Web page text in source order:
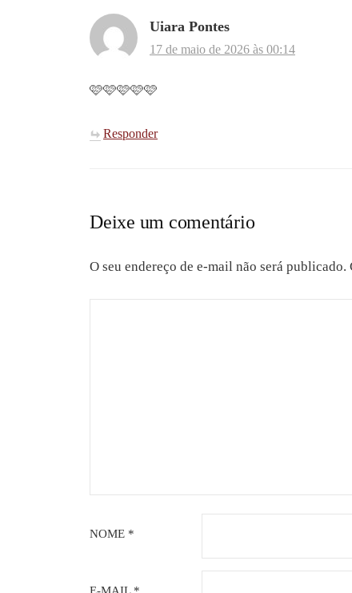
Uiara Pontes
17 de maio de 2026 às 00:14
🩷🩷🩷🩷🩷
Responder
Deixe um comentário
O seu endereço de e-mail não será publicado.
NOME *
E-MAIL *